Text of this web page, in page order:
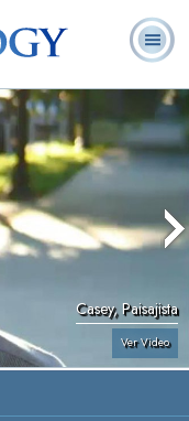
Preguntas
Frecuentes
Libros
Casey, Paisajista
Ver Video